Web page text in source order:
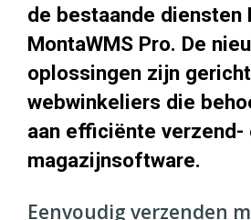
de bestaande diensten
MontaWMS Pro. De
oplossingen zijn
webwinkeliers die
aan efficiënte verzend-
magazijnsoftware.
Eenvoudig verzenden